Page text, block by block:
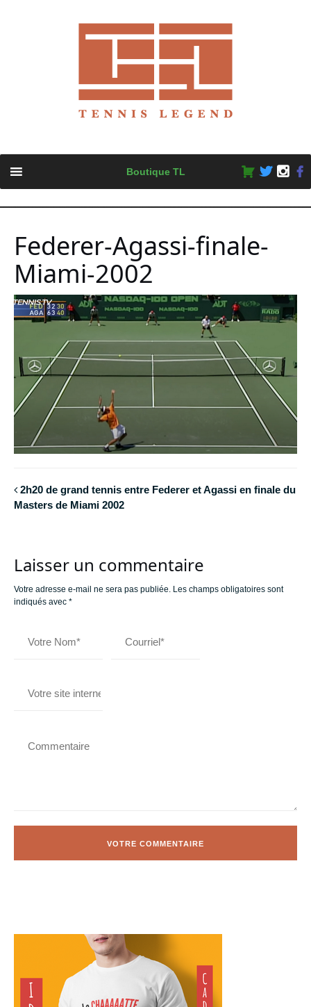
content
Boutique TL
Federer-Agassi-finale-
Miami-2002
2h20 de grand tennis entre Federer et Agassi en finale du
Masters de Miami 2002
Laisser un commentaire
Votre adresse e-mail ne sera pas publiée. Les champs obligatoires sont
indiqués avec *